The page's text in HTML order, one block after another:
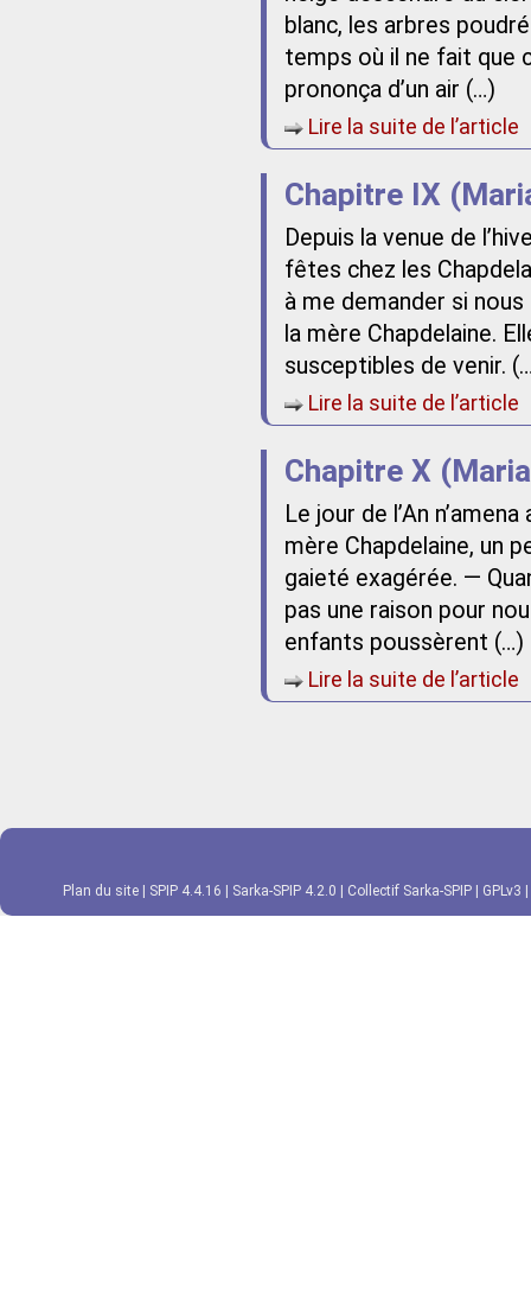
blanc, les arbres
temps où il ne fait que
prononça d’un air (…)
Lire la suite de l’article
Chapitre IX
Depuis la venue de
fêtes chez les
à me demander si
la mère Chapdelaine.
susceptibles de venir.
Lire la suite de l’article
Chapitre X
Le jour de l’An
mère Chapdelaine, un
gaieté exagérée. —
pas une raison pour
enfants poussèrent (…)
Lire la suite de l’article
Plan du site SPIP 4.4.16 Sarka-SPIP 4.2.0 Collectif Sarka-SPIP GPLv3